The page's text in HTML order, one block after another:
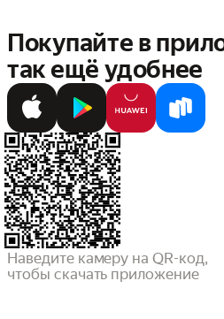
Покупайте в
так ещё удобнее
Наведите камеру на QR-код,
чтобы скачать приложение